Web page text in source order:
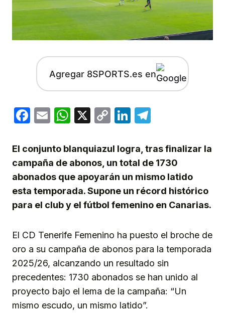
Agregar 8SPORTS.es en
Facebook
EmailWhatsApp
X
CopyLinkedIn
El conjunto blanquiazul logra, tras finalizar la
campaña de abonos, un total de 1730
abonados que apoyarán un mismo latido
esta temporada. Supone un récord histórico
para el club y el fútbol femenino en Canarias.
El CD Tenerife Femenino ha puesto el broche de
oro a su campaña de abonos para la temporada
2025/26, alcanzando un resultado sin
precedentes: 1730 abonados se han unido al
proyecto bajo el lema de la campaña: “Un
mismo escudo, un mismo latido”.